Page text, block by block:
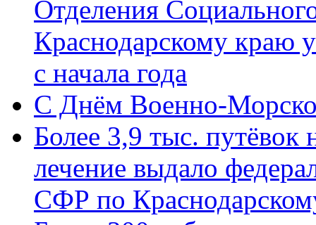
Отделения
Краснодарскому краю
с начала года
C Днём Военно-
Более 3,9 тыс. путёвок
лечение выдало
СФР по